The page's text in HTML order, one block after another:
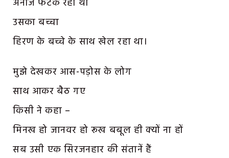
अनाज फटक रही थी
उसका बच्चा
हिरण के बच्चे के साथ खेल रहा था।
मुझे देखकर आस-पड़ोस के लोग
साथ आकर बैठ गए
किसी ने कहा –
मिनख हो जानवर हो रूख बबूल ही क्यों ना हों
सब उसी एक सिरजनहार की संतानें हैं